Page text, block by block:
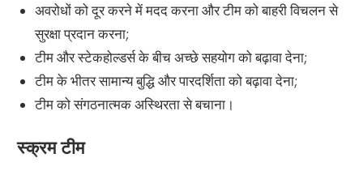
अवरोधों को दूर करने में मदद करना और टीम को बाहरी विचलन से
सुरक्षा प्रदान करना;
टीम और स्टेकहोल्डर्स के बीच अच्छे सहयोग को बढ़ावा देना;
टीम के भीतर सामान्य बुद्धि और पारदर्शिता को बढ़ावा देना;
टीम को संगठनात्मक अस्थिरता से बचाना।
स्क्रम टीम